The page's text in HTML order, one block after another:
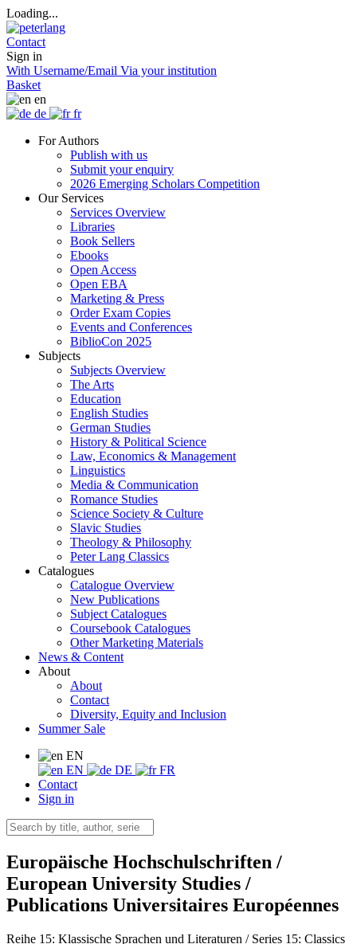
Loading...
Contact
Sign in
With Username/Email Via your institution
Basket
en
de
fr
For Authors
Publish with us
Submit your enquiry
2026 Emerging Scholars Competition
Our Services
Services Overview
Libraries
Book Sellers
Ebooks
Open Access
Open EBA
Marketing & Press
Order Exam Copies
Events and Conferences
BiblioCon 2025
Subjects
Subjects Overview
The Arts
Education
English Studies
German Studies
History & Political Science
Law, Economics & Management
Linguistics
Media & Communication
Romance Studies
Science Society & Culture
Slavic Studies
Theology & Philosophy
Peter Lang Classics
Catalogues
Catalogue Overview
New Publications
Subject Catalogues
Coursebook Catalogues
Other Marketing Materials
News & Content
About
About
Contact
Diversity, Equity and Inclusion
Summer Sale
EN
EN
DE
FR
Contact
Sign in
Europäische Hochschulschriften /
European University Studies /
Publications Universitaires Européennes
Reihe 15: Klassische Sprachen und Literaturen / Series 15: Classics